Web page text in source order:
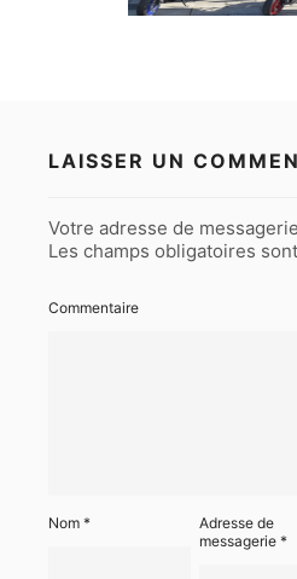
LAISSER UN
Votre adresse de
Les champs obligatoires
Commentaire
Nom *
Adresse de
messagerie*